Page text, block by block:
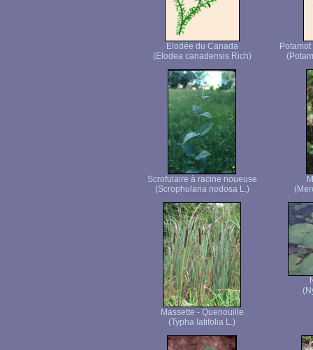
Elodée du Canada
(Elodea canadensis Rich)
Scrofulaire à racine noueuse
(Scrophularia nodosa L.)
Massette - Quenouille
(Typha latifolia L.)